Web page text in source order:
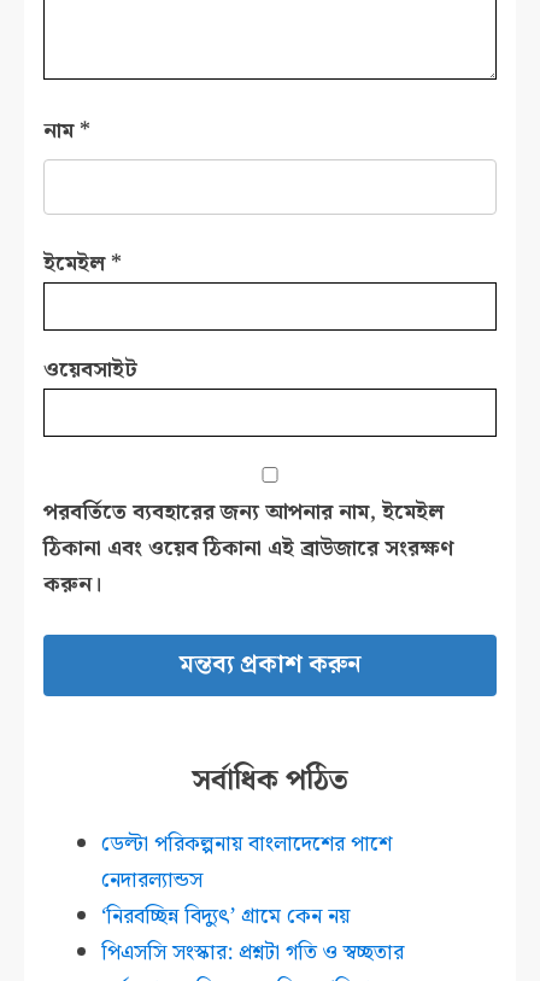
নাম*
ইমেইল*
ওয়েবসাইট
পরবর্তিতে ব্যবহারের জন্য আপনার নাম, ইমেইল
ঠিকানা এবং ওয়েব ঠিকানা এই ব্রাউজারে সংরক্ষণ
করুন।
সর্বাধিক পঠিত
ডেল্টা পরিকল্পনায় বাংলাদেশের পাশে
নেদারল্যান্ডস
‘নিরবচ্ছিন্ন বিদ্যুৎ’ গ্রামে কেন নয়
পিএসসি সংস্কার: প্রশ্নটা গতি ও স্বচ্ছতার